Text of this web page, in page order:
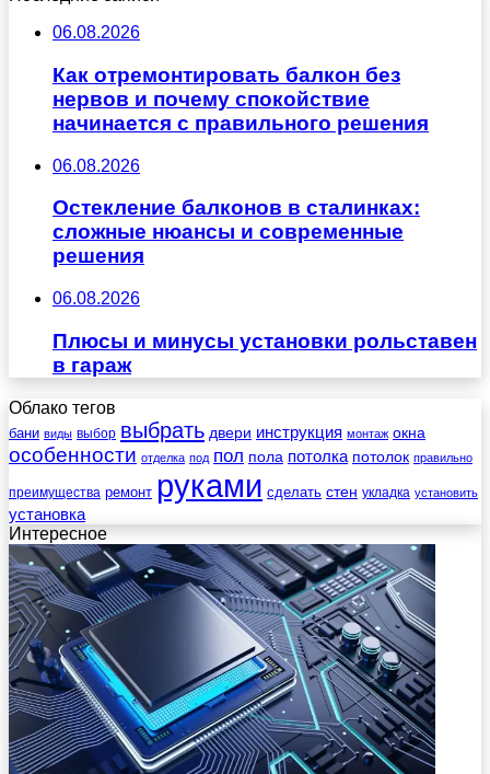
06.08.2026
Как отремонтировать балкон без
нервов и почему спокойствие
начинается с правильного решения
06.08.2026
Остекление балконов в сталинках:
сложные нюансы и современные
решения
06.08.2026
Плюсы и минусы установки рольставен
в гараж
Облако тегов
бани виды выбор выбрать двери инструкция монтаж окна
особенности отделка под пол пола потолка потолок правильно
преимущества ремонт руками сделать стен укладка установить
установка
Интересное